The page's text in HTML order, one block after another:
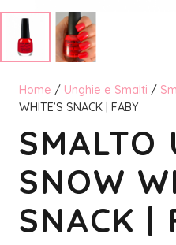
Home / Unghie e Smalti /
WHITE’S SNACK | FABY
SMALTO
SNOW
SNACK |